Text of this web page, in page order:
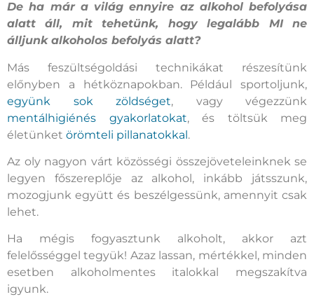
De ha már a világ ennyire az alkohol befolyása
alatt áll, mit tehetünk, hogy legalább MI ne
álljunk alkoholos befolyás alatt?
Más feszültségoldási technikákat részesítünk
előnyben a hétköznapokban. Például sportoljunk,
együnk sok zöldséget, vagy végezzünk
mentálhigiénés gyakorlatokat, és töltsük meg
életünket örömteli pillanatokkal.
Az oly nagyon várt közösségi összejöveteleinknek se
legyen főszereplője az alkohol, inkább játsszunk,
mozogjunk együtt és beszélgessünk, amennyit csak
lehet.
Ha mégis fogyasztunk alkoholt, akkor azt
felelősséggel tegyük! Azaz lassan, mértékkel, minden
esetben alkoholmentes italokkal megszakítva
igyunk.